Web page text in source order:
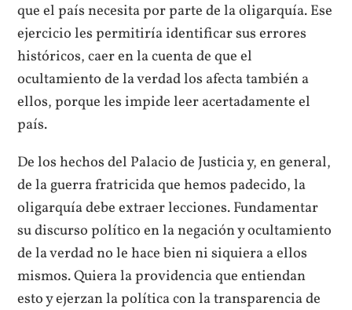
que el país necesita por parte de la oligarquía. Ese
ejercicio les permitiría identificar sus errores
históricos, caer en la cuenta de que el
ocultamiento de la verdad los afecta también a
ellos, porque les impide leer acertadamente el
país.
De los hechos del Palacio de Justicia y, en general,
de la guerra fratricida que hemos padecido, la
oligarquía debe extraer lecciones. Fundamentar
su discurso político en la negación y ocultamiento
de la verdad no le hace bien ni siquiera a ellos
mismos. Quiera la providencia que entiendan
esto y ejerzan la política con la transparencia de